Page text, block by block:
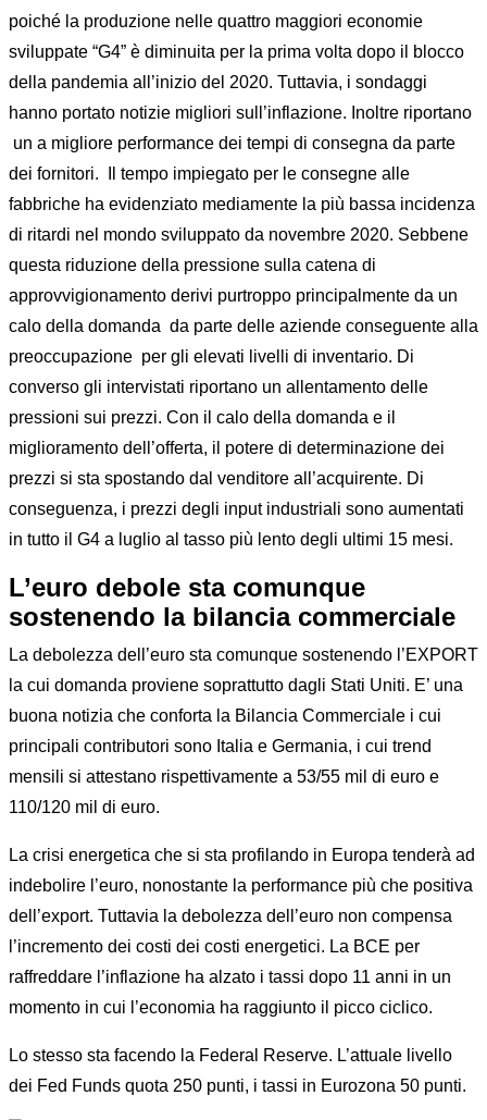
poiché la produzione nelle quattro maggiori economie
sviluppate “G4” è diminuita per la prima volta dopo il blocco
della pandemia all’inizio del 2020. Tuttavia, i sondaggi
hanno portato notizie migliori sull’inflazione. Inoltre riportano
un a migliore performance dei tempi di consegna da parte
dei fornitori. Il tempo impiegato per le consegne alle
fabbriche ha evidenziato mediamente la più bassa incidenza
di ritardi nel mondo sviluppato da novembre 2020. Sebbene
questa riduzione della pressione sulla catena di
approvvigionamento derivi purtroppo principalmente da un
calo della domanda da parte delle aziende conseguente alla
preoccupazione per gli elevati livelli di inventario. Di
converso gli intervistati riportano un allentamento delle
pressioni sui prezzi. Con il calo della domanda e il
miglioramento dell’offerta, il potere di determinazione dei
prezzi si sta spostando dal venditore all’acquirente. Di
conseguenza, i prezzi degli input industriali sono aumentati
in tutto il G4 a luglio al tasso più lento degli ultimi 15 mesi.
L’euro debole sta comunque
sostenendo la bilancia commerciale
La debolezza dell’euro sta comunque sostenendo l’EXPORT
la cui domanda proviene soprattutto dagli Stati Uniti. E’ una
buona notizia che conforta la Bilancia Commerciale i cui
principali contributori sono Italia e Germania, i cui trend
mensili si attestano rispettivamente a 53/55 mil di euro e
110/120 mil di euro.
La crisi energetica che si sta profilando in Europa tenderà ad
indebolire l’euro, nonostante la performance più che positiva
dell’export. Tuttavia la debolezza dell’euro non compensa
l’incremento dei costi dei costi energetici. La BCE per
raffreddare l’inflazione ha alzato i tassi dopo 11 anni in un
momento in cui l’economia ha raggiunto il picco ciclico.
Lo stesso sta facendo la Federal Reserve. L’attuale livello
dei Fed Funds quota 250 punti, i tassi in Eurozona 50 punti.